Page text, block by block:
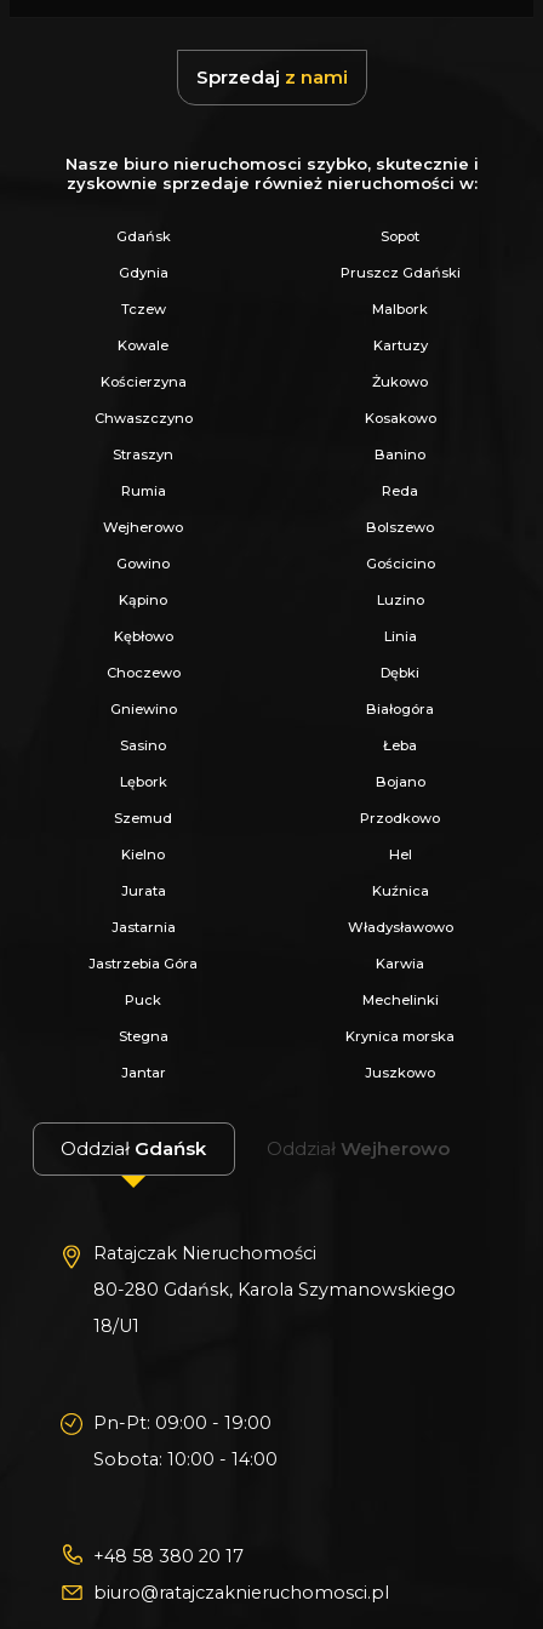
stronie:www.ratajczaknieruchomosci.pl
Sprzedaj z nami
Nasze biuro nieruchomosci szybko, skutecznie i
zyskownie sprzedaje również nieruchomości w:
Gdańsk Sopot
Gdynia Pruszcz Gdański
Tczew Malbork
Kowale Kartuzy
Kościerzyna Żukowo
Chwaszczyno Kosakowo
Straszyn Banino
Rumia Reda
Wejherowo Bolszewo
Gowino Gościcino
Kąpino Luzino
Kębłowo Linia
Choczewo Dębki
Gniewino Białogóra
Sasino Łeba
Lębork Bojano
Szemud Przodkowo
Kielno Hel
Jurata Kuźnica
Jastarnia Władysławowo
Jastrzebia Góra Karwia
Puck Mechelinki
Stegna Krynica morska
Jantar Juszkowo
Oddział Gdańsk Oddział Wejherowo
Ratajczak Nieruchomości
80-280 Gdańsk, Karola Szymanowskiego
18/U1
Pn-Pt: 09:00 - 19:00
Sobota: 10:00 - 14:00
+48 58 380 20 17
biuro@ratajczaknieruchomosci.pl